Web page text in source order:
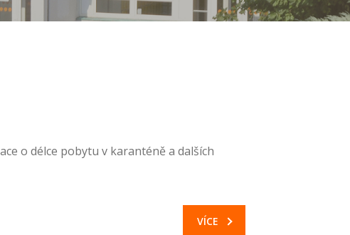
o délce pobytu v karanténě a dalších
VÍCE